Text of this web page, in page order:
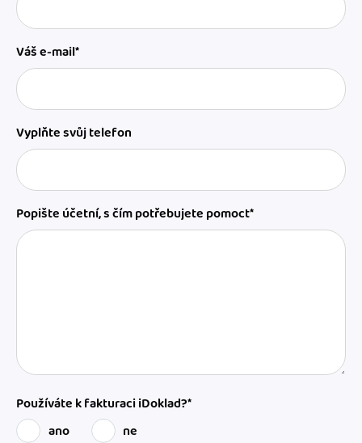
Váš e-mail*
Vyplňte svůj telefon
Popište účetní, s čím potřebujete pomoct*
Používáte k fakturaci iDoklad?*
ano
ne